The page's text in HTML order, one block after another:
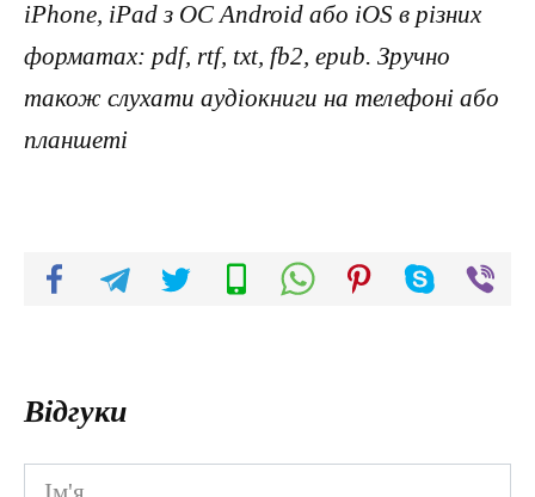
iPhone, iPad з ОС Android або iOS в різних
форматах: pdf, rtf, txt, fb2, epub. Зручно
також слухати аудіокниги на телефоні або
планшеті
Відгуки
Ім'я